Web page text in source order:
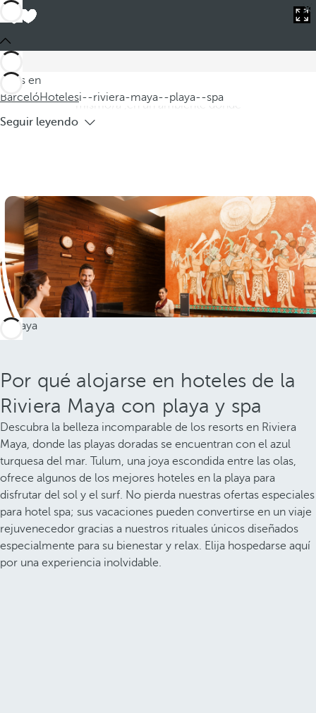
Estás en
BarcelóHotelesi--riviera-maya--playa--spa
Spa
Descubra el placer de alojarse en nuestros hoteles en la
Riviera Maya con spa cerca de la playa. Sumérjase usted
mismo/a ,en un ambiente donde
Seguir leyendo
Por qué alojarse en hoteles de la
Riviera Maya con playa y spa
Descubra la belleza incomparable de los resorts en Riviera
Maya, donde las playas doradas se encuentran con el azul
turquesa del mar. Tulum, una joya escondida entre las olas,
ofrece algunos de los mejores hoteles en la playa para
disfrutar del sol y el surf. No pierda nuestras ofertas especiales
para hotel spa; sus vacaciones pueden convertirse en un viaje
rejuvenecedor gracias a nuestros rituales únicos diseñados
especialmente para su bienestar y relax. Elija hospedarse aquí
por una experiencia inolvidable.